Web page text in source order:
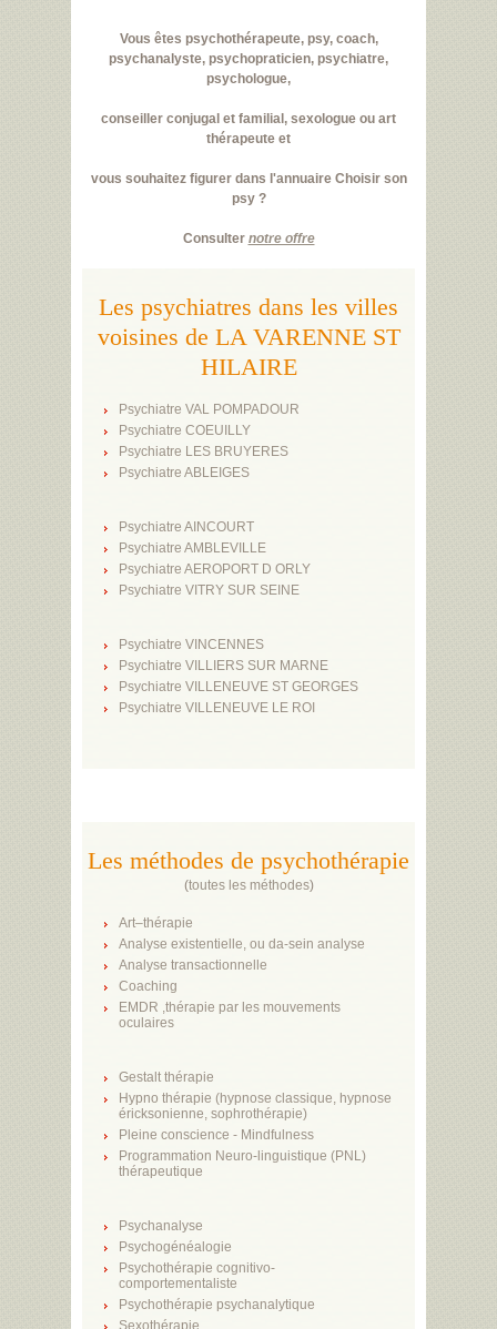
Vous êtes psychothérapeute, psy, coach,
psychanalyste, psychopraticien, psychiatre,
psychologue,
conseiller conjugal et familial, sexologue ou art
thérapeute et
vous souhaitez figurer dans l'annuaire Choisir son
psy ?
Consulter notre offre
Les psychiatres dans les villes
voisines de LA VARENNE ST
HILAIRE
Psychiatre VAL POMPADOUR
Psychiatre COEUILLY
Psychiatre LES BRUYERES
Psychiatre ABLEIGES
Psychiatre AINCOURT
Psychiatre AMBLEVILLE
Psychiatre AEROPORT D ORLY
Psychiatre VITRY SUR SEINE
Psychiatre VINCENNES
Psychiatre VILLIERS SUR MARNE
Psychiatre VILLENEUVE ST GEORGES
Psychiatre VILLENEUVE LE ROI
Les méthodes de psychothérapie
(toutes les méthodes)
Art–thérapie
Analyse existentielle, ou da-sein analyse
Analyse transactionnelle
Coaching
EMDR ,thérapie par les mouvements
oculaires
Gestalt thérapie
Hypno thérapie (hypnose classique, hypnose
éricksonienne, sophrothérapie)
Pleine conscience - Mindfulness
Programmation Neuro-linguistique (PNL)
thérapeutique
Psychanalyse
Psychogénéalogie
Psychothérapie cognitivo-
comportementaliste
Psychothérapie psychanalytique
Sexothérapie